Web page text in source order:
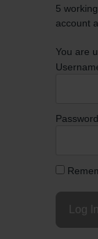
5
account
You are
Password